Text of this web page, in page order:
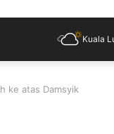
Kuala
ke atas Damsyik